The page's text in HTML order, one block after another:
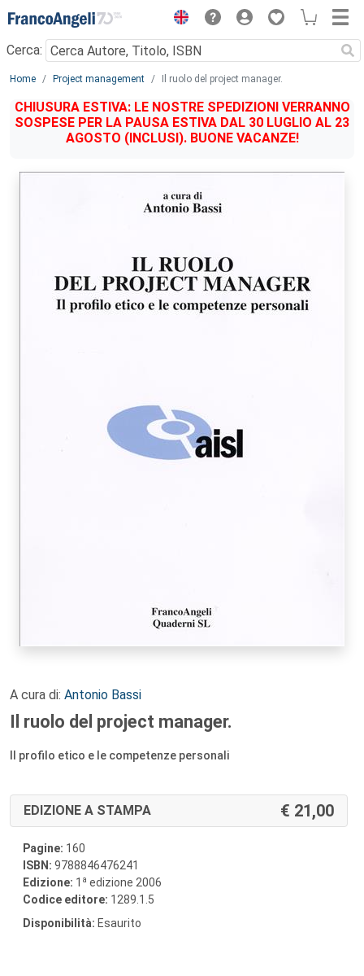
Menu
Cerca:
Main content
Home Project management Il ruolo del project manager.
CHIUSURA ESTIVA: LE NOSTRE SPEDIZIONI VERRANNO
SOSPESE PER LA PAUSA ESTIVA DAL 30 LUGLIO AL 23
AGOSTO (INCLUSI). BUONE VACANZE!
A cura di: Antonio Bassi
Il ruolo del project manager.
Il profilo etico e le competenze personali
EDIZIONE A STAMPA 21,00
Pagine: 160
ISBN: 9788846476241
Edizione: 1 a edizione 2006
Codice editore: 1289.1.5
Disponibilità: Esaurito